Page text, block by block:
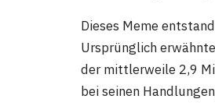
Dieses Meme
Ursprünglich
der mittlerweile 2,9
bei seinen